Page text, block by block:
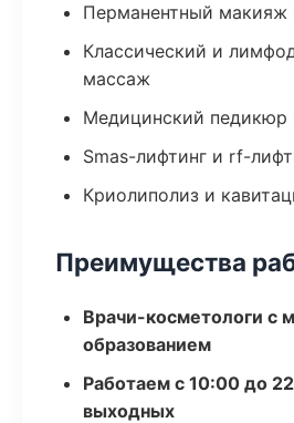
Перманентный макияж
Классический и
массаж
Медицинский педикюр
Smas-лифтинг и rf-
Криолиполиз и
Преимущества
Врачи-косметологи с
образованием
Работаем с 10:00 до
выходных